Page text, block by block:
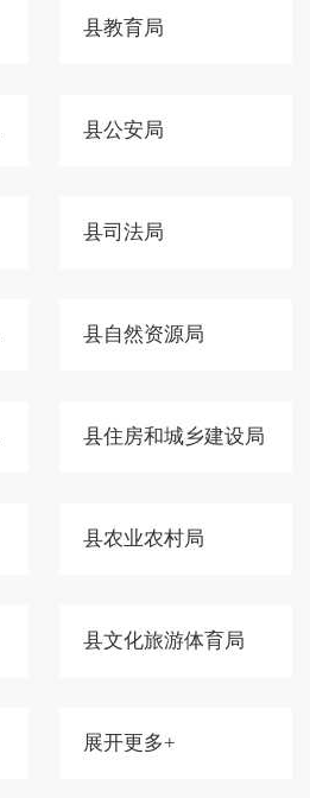
县教育局
县公安局
县司法局
县自然资源局
县住房和城乡建设局
县农业农村局
县文化旅游体育局
展开更多+